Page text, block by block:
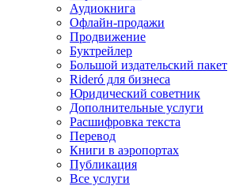
Аудиокнига
Офлайн-продажи
Продвижение
Буктрейлер
Большой издательский пакет
Rideró для бизнеса
Юридический советник
Дополнительные услуги
Расшифровка текста
Перевод
Книги в аэропортах
Публикация
Все услуги